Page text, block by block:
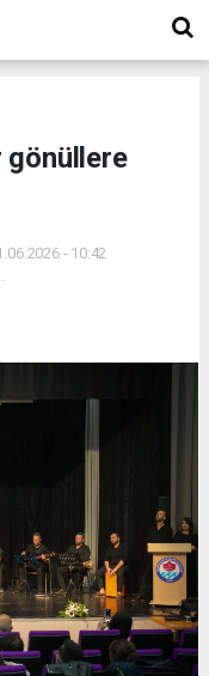
gönüllere
- 10:42